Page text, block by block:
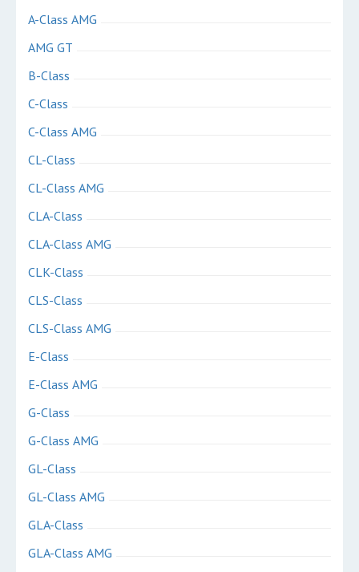
A-Class AMG
AMG GT
B-Class
C-Class
C-Class AMG
CL-Class
CL-Class AMG
CLA-Class
CLA-Class AMG
CLK-Class
CLS-Class
CLS-Class AMG
E-Class
E-Class AMG
G-Class
G-Class AMG
GL-Class
GL-Class AMG
GLA-Class
GLA-Class AMG